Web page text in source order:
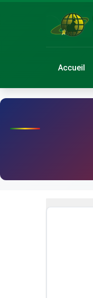
Accueil